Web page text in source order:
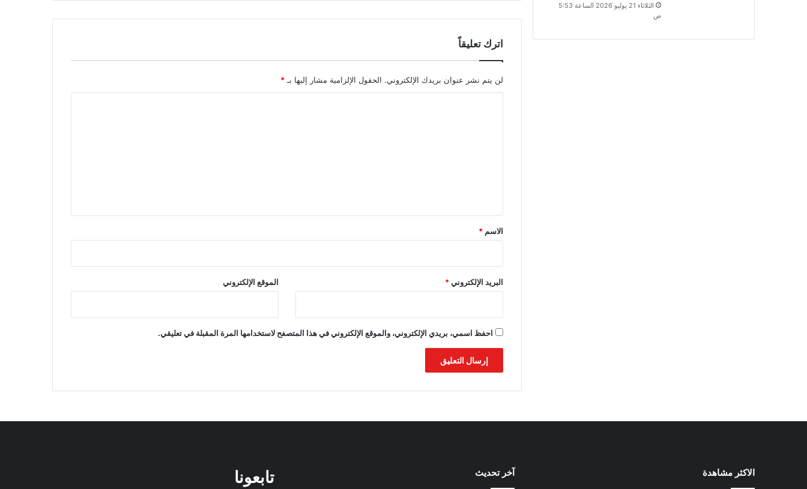
اترك تعليقاً
لن يتم نشر عنوان بريدك الإلكتروني. الحقول الإلزامية مشار إليها بـ *
*
الاسم *
البريد الإلكتروني* الموقع الإلكتروني
احفظ اسمي، بريدي الإلكتروني، والموقع الإلكتروني في هذا المتصفح لاستخدامها المرة المقبلة في تعليقي.
الثلاثاء 21 يوليو 2026 الساعة 5:53
ص
الاكثر مشاهدة آخر تحديث تابعونا